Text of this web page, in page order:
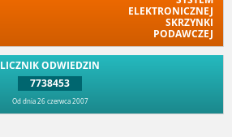
ELEKTRONICZNEJ
SKRZYNKI
PODAWCZEJ
LICZNIK ODWIEDZIN
7738453
Od dnia 26 czerwca 2007